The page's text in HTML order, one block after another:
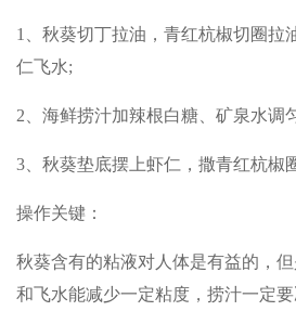
1、秋葵切丁拉油，青红杭椒切圈拉
仁飞水;
2、海鲜捞汁加辣根白糖、矿泉水调
3、秋葵垫底摆上虾仁，撒青红杭椒
操作关键：
秋葵含有的粘液对人体是有益的，
和飞水能减少一定粘度，捞汁一定要